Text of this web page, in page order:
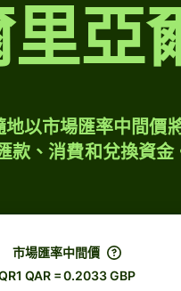
亞
以市場匯率中間價
款、消費和兌換資金
市場匯率中間價
QAR = 0.2033 GBP